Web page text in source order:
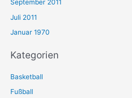
September 2011
Juli 2011
Januar 1970
Kategorien
Basketball
Fußball